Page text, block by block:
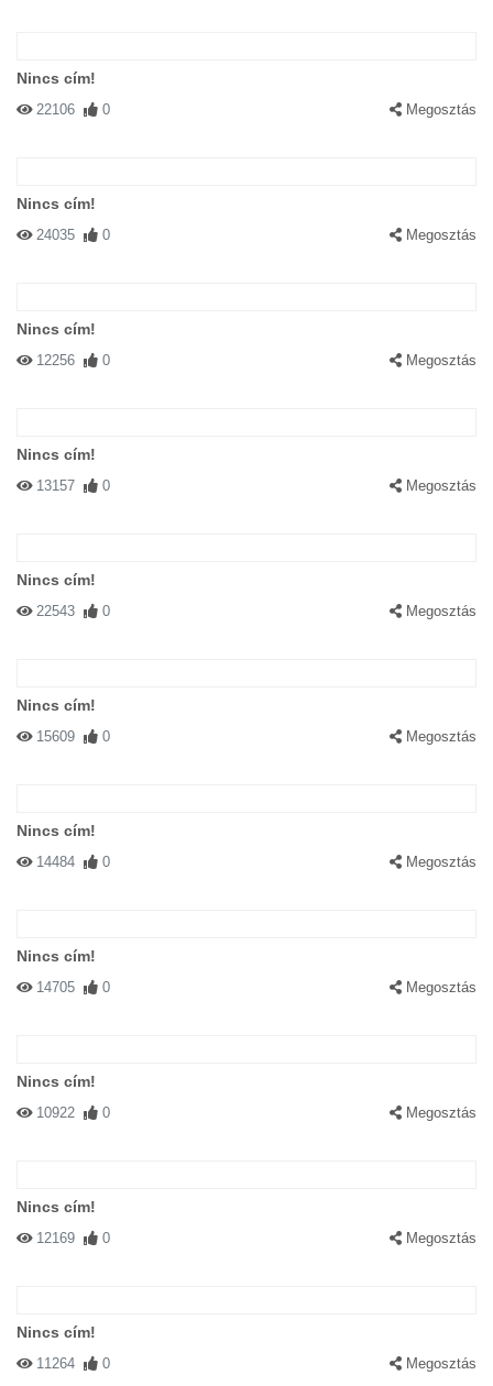
Nincs cím!
22106 0 Megosztás
Nincs cím!
24035 0 Megosztás
Nincs cím!
12256 0 Megosztás
Nincs cím!
13157 0 Megosztás
Nincs cím!
22543 0 Megosztás
Nincs cím!
15609 0 Megosztás
Nincs cím!
14484 0 Megosztás
Nincs cím!
14705 0 Megosztás
Nincs cím!
10922 0 Megosztás
Nincs cím!
12169 0 Megosztás
Nincs cím!
11264 0 Megosztás